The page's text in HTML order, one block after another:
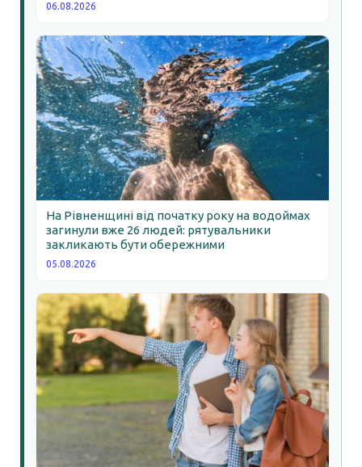
06.08.2026
На Рівненщині від початку року на водоймах
загинули вже 26 людей: рятувальники
закликають бути обережними
05.08.2026